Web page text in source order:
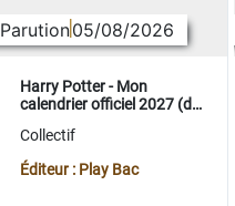
Parution05/08/2026
Harry Potter - Mon
calendrier officiel 2027 (de
Collectif
Éditeur : Play Bac